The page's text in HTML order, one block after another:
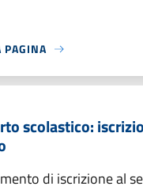
PAGINA
scolastico:
di iscrizione al